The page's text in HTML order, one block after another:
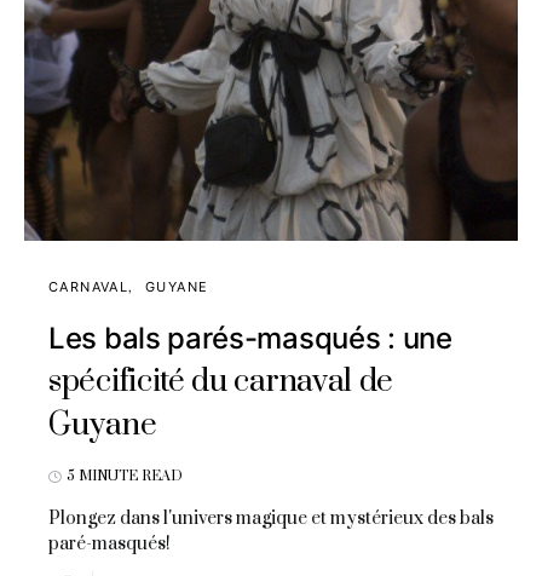
CARNAVAL GUYANE
Les bals parés-masqués : une
spécificité du carnaval de
Guyane
5 MINUTE READ
Plongez dans l'univers magique et mystérieux des bals
paré-masqués!